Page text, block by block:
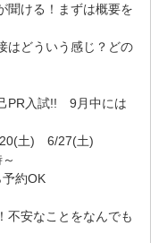
ける！まずは概要を
どういう感じ？どの
入試!!　9月中には
土)　6/27(土)
約OK
安なことをなんでも